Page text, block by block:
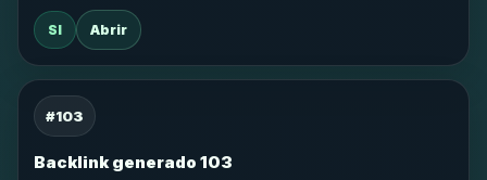
SI Abrir
#103
Backlink generado 103